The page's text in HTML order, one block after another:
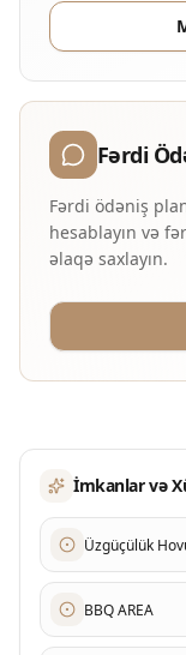
Fərdi
Fərdi ödəniş
hesablayın və
əlaqə saxlayın.
İmkanlar və
Üzgüçülük
BBQ AREA